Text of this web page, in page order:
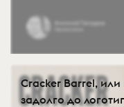
Cracker Barrel,
задолго до